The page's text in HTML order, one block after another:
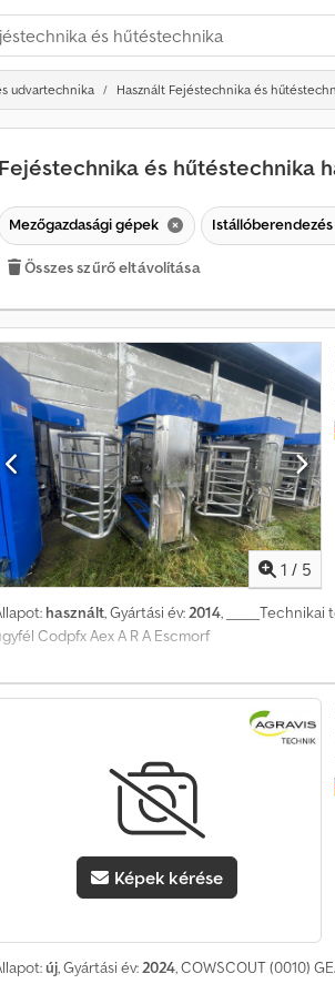
udvartechnika Használt Fejéstechnika és
és hűtéstechnika
Mezőgazdasági gépek
Összes szűrő eltávolítása
1 / 5
használt, Gyártási év:2014,
Codpfx Aex A R A Escmorf
Képek kérése
új, Gyártási év:2024, COWSCOUT (0010)